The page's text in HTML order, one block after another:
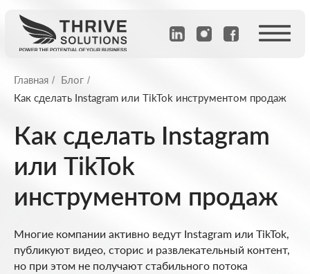
Главная / Блог /
Как сделать Instagram или TikTok инструментом продаж
Как сделать Instagram
или TikTok
инструментом продаж
Многие компании активно ведут Instagram или TikTok,
публикуют видео, сторис и развлекательный контент,
но при этом не получают стабильного потока